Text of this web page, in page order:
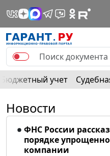
Бюджетный учет
Новости
ФНС России
порядке
компании